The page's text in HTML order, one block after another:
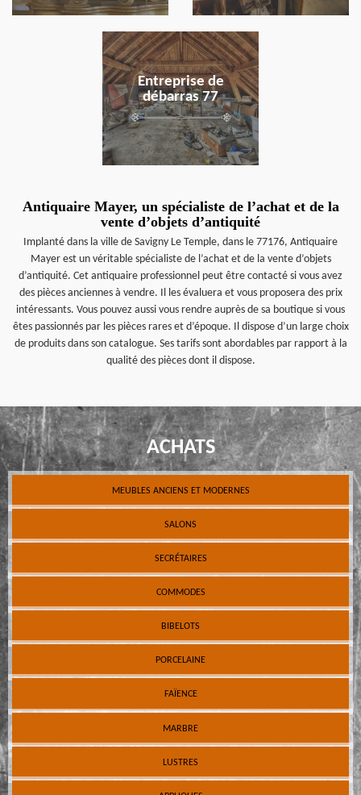
Entreprise de
débarras 77
en savoir plus
Antiquaire Mayer, un spécialiste de l’achat et de la
vente d’objets d’antiquité
Implanté dans la ville de Savigny Le Temple, dans le 77176, Antiquaire
Mayer est un véritable spécialiste de l’achat et de la vente d’objets
d’antiquité. Cet antiquaire professionnel peut être contacté si vous avez
des pièces anciennes à vendre. Il les évaluera et vous proposera des prix
intéressants. Vous pouvez aussi vous rendre auprès de sa boutique si vous
êtes passionnés par les pièces rares et d’époque. Il dispose d’un large choix
de produits dans son catalogue. Ses tarifs sont abordables par rapport à la
qualité des pièces dont il dispose.
ACHATS
MEUBLES ANCIENS ET MODERNES
SALONS
SECRÉTAIRES
COMMODES
BIBELOTS
PORCELAINE
FAÏENCE
MARBRE
LUSTRES